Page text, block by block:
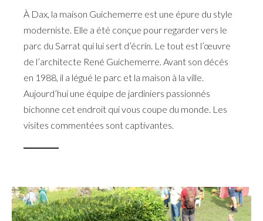
À Dax, la maison Guichemerre est une épure du style
moderniste. Elle a été conçue pour regarder vers le
parc du Sarrat qui lui sert d’écrin. Le tout est l’œuvre
de l’architecte René Guichemerre. Avant son décés
en 1988, il a légué le parc et la maison à la ville.
Aujourd’hui une équipe de jardiniers passionnés
bichonne cet endroit qui vous coupe du monde. Les
visites commentées sont captivantes.